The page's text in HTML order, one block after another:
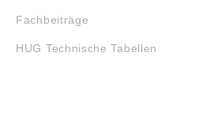
Fachbeiträge
HUG Technische Tabellen